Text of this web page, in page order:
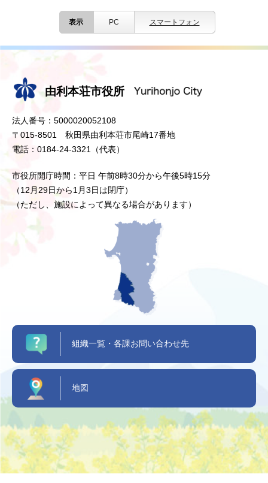
表示 PC スマートフォン
由利本荘市役所
法人番号：5000020052108
〒015-8501 秋田県由利本荘市尾崎17番地
電話：0184-24-3321（代表）
市役所開庁時間：平日 午前8時30分から午後5時15分
（12月29日から1月3日は閉庁）
（ただし、施設によって異なる場合があります）
組織一覧・各課お問い合わせ先
地図